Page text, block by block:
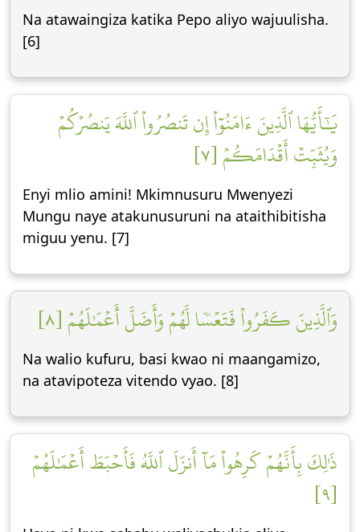
Na atawaingiza katika Pepo aliyo wajuulisha.
[6]
يَٰٓأَيُّهَا ٱلَّذِينَ ءَامَنُوٓاْ إِن تَنصُرُواْ ٱللَّهَ يَنصُرۡكُمۡ
وَيُثَبِّتۡ أَقۡدَامَكُمۡ [٧]
Enyi mlio amini! Mkimnusuru Mwenyezi
Mungu naye atakunusuruni na ataithibitisha
miguu yenu. [7]
وَٱلَّذِينَ كَفَرُواْ فَتَعۡسٗا لَّهُمۡ وَأَضَلَّ أَعۡمَٰلَهُمۡ [٨]
Na walio kufuru, basi kwao ni maangamizo,
na atavipoteza vitendo vyao. [8]
ذَٰلِكَ بِأَنَّهُمۡ كَرِهُواْ مَآ أَنزَلَ ٱللَّهُ فَأَحۡبَطَ أَعۡمَٰلَهُمۡ
[٩]